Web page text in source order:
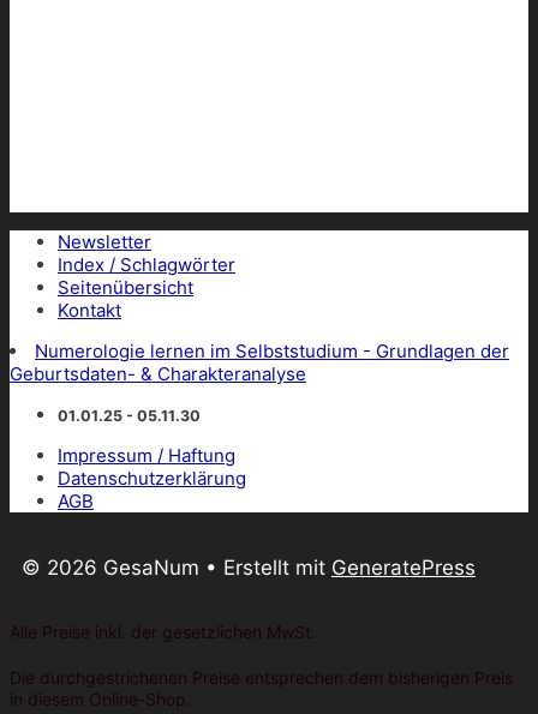
Newsletter
Index / Schlagwörter
Seitenübersicht
Kontakt
Numerologie lernen im Selbststudium - Grundlagen der
Geburtsdaten- & Charakteranalyse
01.01.25 - 05.11.30
Impressum / Haftung
Datenschutzerklärung
AGB
© 2026 GesaNum • Erstellt mit GeneratePress
Alle Preise inkl. der gesetzlichen MwSt.
Die durchgestrichenen Preise entsprechen dem bisherigen Preis
in diesem Online-Shop.